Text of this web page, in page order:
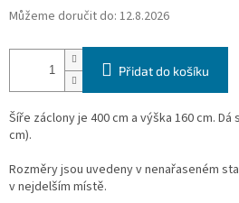
Můžeme doručit do: 12.8.2026
Přidat do košíku
Šíře záclony je 400 cm a výška 160 cm.
cm).
Rozměry jsou uvedeny v nenařaseném
v nejdelším místě.